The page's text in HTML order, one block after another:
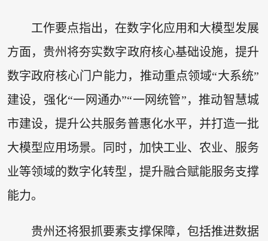
工作要点指出，在数字化应用和大模型发展
方面，贵州将夯实数字政府核心基础设施，提升
数字政府核心门户能力，推动重点领域“大系统”
建设，强化“一网通办”“一网统管”，推动智慧城
市建设，提升公共服务普惠化水平，并打造一批
大模型应用场景。同时，加快工业、农业、服务
业等领域的数字化转型，提升融合赋能服务支撑
能力。
贵州还将狠抓要素支撑保障，包括推进数据